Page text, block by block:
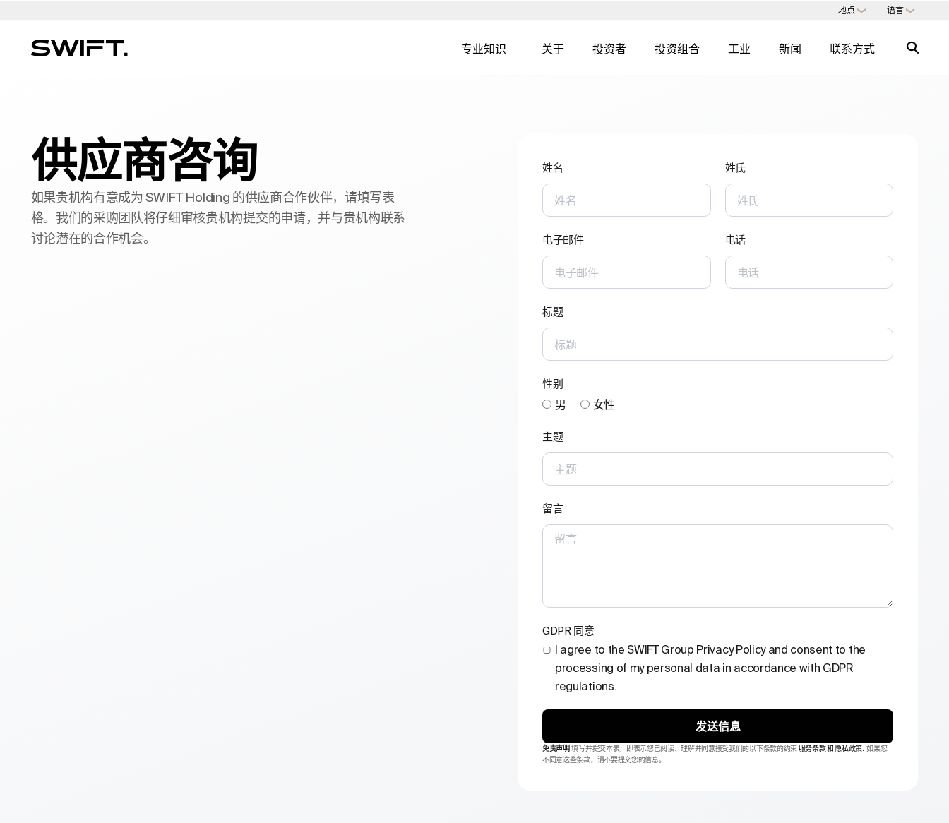
地点 ❯ 语言 ❯
Valgrind。(2025 年 3 月亮相）
比利时
巴西
加拿大
智利
哥伦比亚
捷克共和国
丹麦
德国
芬兰
法国
香港 - 香港
匈牙利
日本 - 日本
韩国 - 한국
卢森堡
荷兰
新加坡
英国
简体中文
Čeština
Afrikaans
Deutsch
Русский
Français
专业知识
法律与遗产服务
保险与风险
生活方式与安全
教育与监督
数字广告
网络安全
开发即服务
房地产交易
直接商品
关于 投资者 投资组合 工业 新闻 联系方式
供应商咨询
如果贵机构有意成为 SWIFT Holding 的供应商合作伙伴，请填写表
格。我们的采购团队将仔细审核贵机构提交的申请，并与贵机构联系
讨论潜在的合作机会。
姓名 姓氏
电子邮件 电话
标题
性别
男 女性
主题
留言
GDPR 同意
I agree to the SWIFT Group Privacy Policy and consent to the
processing of my personal data in accordance with GDPR
regulations.
发送信息
免责声明:填写并提交本表，即表示您已阅读、理解并同意接受我们的以下条款的约束服务条款和 隐私政策 如果您
不同意这些条款，请不要提交您的信息。